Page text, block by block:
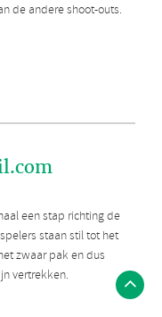
de andere shoot-outs.
een stap richting de
staan stil tot het
zwaar pak en dus
vertrekken.